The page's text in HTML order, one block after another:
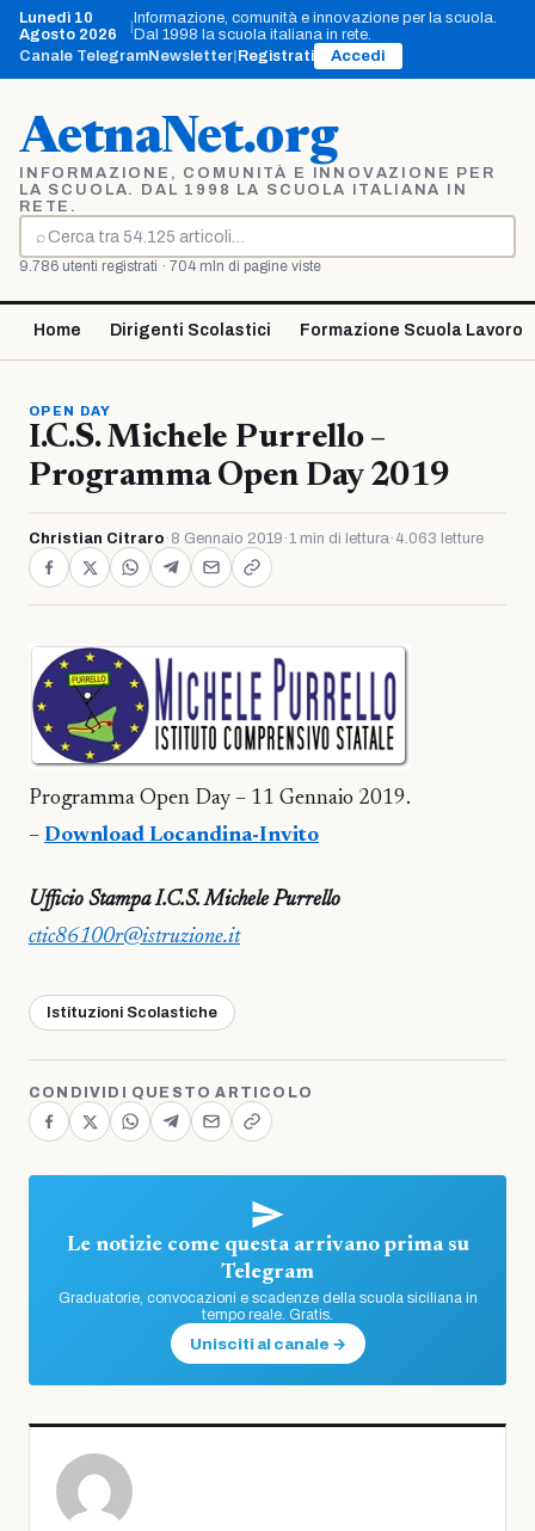
Vai
contenuto
Lunedì 10
Agosto 2026
Informazione, comunità e innovazione per la scuola.
Dal 1998 la scuola italiana in rete.
Canale TelegramNewsletter Registrati Accedi
AetnaNet.org
INFORMAZIONE, COMUNITÀ E INNOVAZIONE PER
LA SCUOLA. DAL 1998 LA SCUOLA ITALIANA IN
RETE.
⌕
Cerca
9.786 utenti registrati · 704 mln di pagine viste
Home Dirigenti Scolastici Formazione Scuola Lavoro
OPEN DAY
I.C.S. Michele Purrello –
Programma Open Day 2019
Christian Citraro · 8 Gennaio 2019 ·1 min di lettura· 4.063 letture
Programma Open Day – 11 Gennaio 2019.
– Download Locandina-Invito
Ufficio Stampa I.C.S. Michele Purrello
ctic86100r@istruzione.it
Istituzioni Scolastiche
CONDIVIDI QUESTO ARTICOLO
Le notizie come questa arrivano prima su
Telegram
Graduatorie, convocazioni e scadenze della scuola siciliana in
tempo reale. Gratis.
Unisciti al canale →